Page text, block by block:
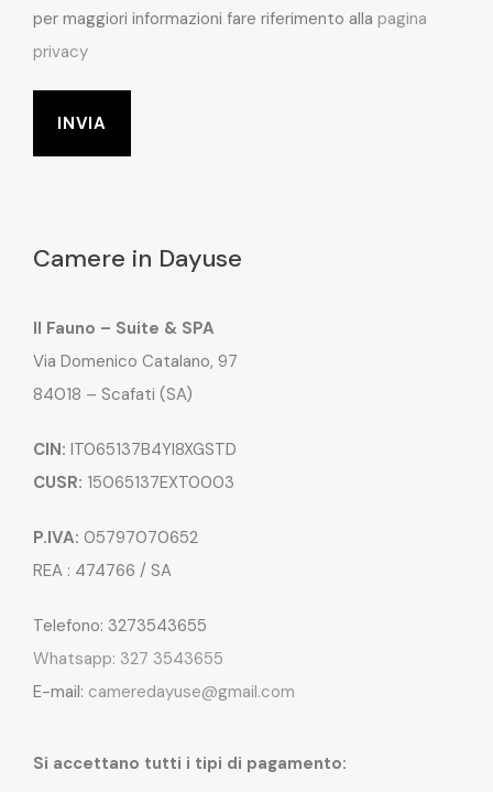
per maggiori informazioni fare riferimento alla pagina
privacy
Camere in Dayuse
Il Fauno – Suite & SPA
Via Domenico Catalano, 97
84018 – Scafati (SA)
CIN: IT065137B4YI8XGSTD
CUSR: 15065137EXT0003
P.IVA: 05797070652
REA : 474766 / SA
Telefono: 3273543655
Whatsapp: 327 3543655
E-mail: cameredayuse@gmail.com
Si accettano tutti i tipi di pagamento: